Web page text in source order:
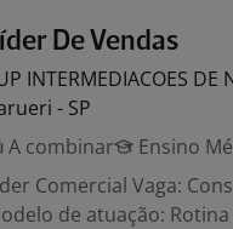
De Vendas
INTERMEDIACOES DE
- SP
A combinar
Ensino
Comercial Vaga:
de atuação: